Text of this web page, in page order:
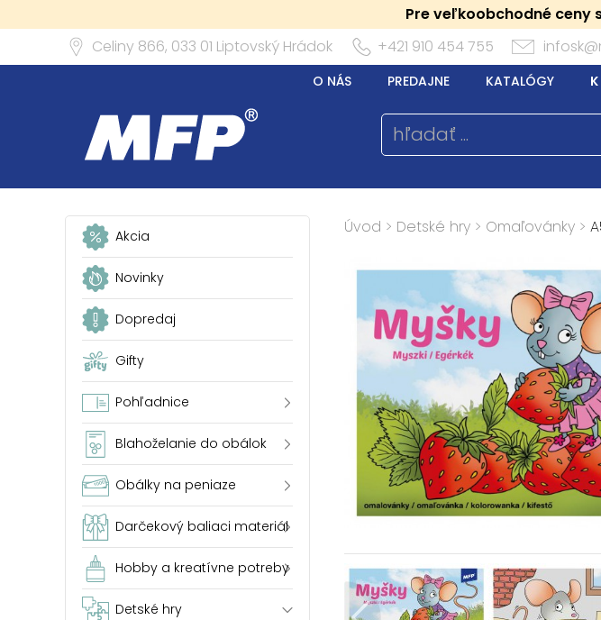
Pre veľkoobchodné ceny
Celiny 866, 033 01 Liptovský Hrádok +421 910 454 755
O NÁS PREDAJNE KATALÓGY
Akcia
Novinky
Dopredaj
Gifty
Pohľadnice
Blahoželanie do obálok
Obálky na peniaze
Darčekový baliaci materiál
Hobby a kreatívne potreby
Detské hry
Úvod > Detské hry > Omaľovánky >